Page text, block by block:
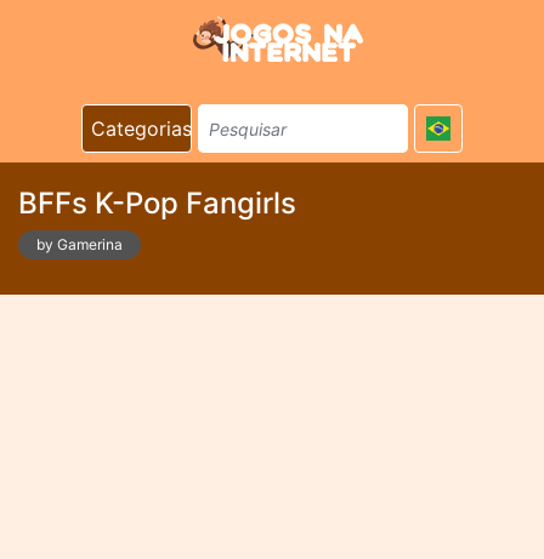
Categorias
BFFs K-Pop Fangirls
by Gamerina